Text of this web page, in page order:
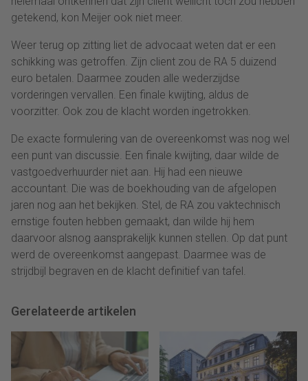
getekend, kon Meijer ook niet meer.
Weer terug op zitting liet de advocaat weten dat er een
schikking was getroffen. Zijn client zou de RA 5 duizend
euro betalen. Daarmee zouden alle wederzijdse
vorderingen vervallen. Een finale kwijting, aldus de
voorzitter. Ook zou de klacht worden ingetrokken.
De exacte formulering van de overeenkomst was nog wel
een punt van discussie. Een finale kwijting, daar wilde de
vastgoedverhuurder niet aan. Hij had een nieuwe
accountant. Die was de boekhouding van de afgelopen
jaren nog aan het bekijken. Stel, de RA zou vaktechnisch
ernstige fouten hebben gemaakt, dan wilde hij hem
daarvoor alsnog aansprakelijk kunnen stellen. Op dat punt
werd de overeenkomst aangepast. Daarmee was de
strijdbijl begraven en de klacht definitief van tafel.
Gerelateerde artikelen